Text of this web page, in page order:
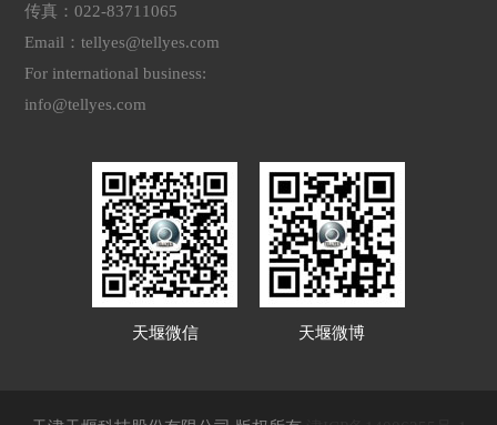
传真：022-83711065
Email：tellyes@tellyes.com
For international business:
info@tellyes.com
天堰微信 天堰微博